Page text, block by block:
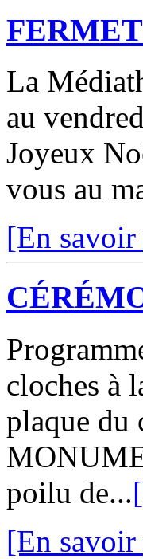
La
au
Joyeux
vous au
[En
cloches à
plaque du
poilu de...
[En